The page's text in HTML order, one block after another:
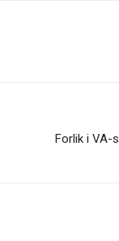
Forlik i VA-